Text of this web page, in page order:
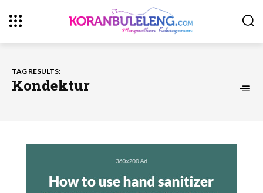
TAG RESULTS:
Kondektur